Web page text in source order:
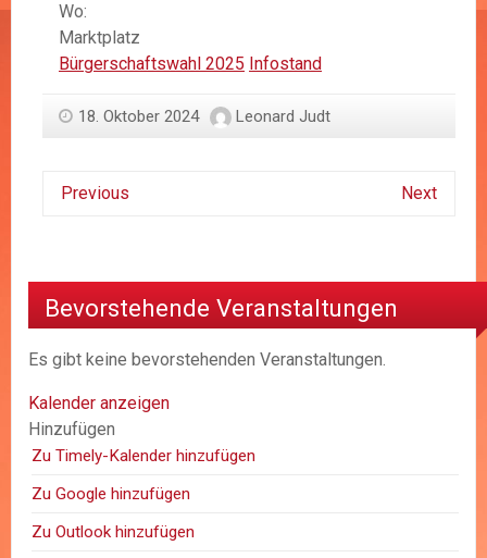
Wo:
Marktplatz
Bürgerschaftswahl 2025 Infostand
18. Oktober 2024 Leonard Judt
Previous Next
Bevorstehende Veranstaltungen
Es gibt keine bevorstehenden Veranstaltungen.
Kalender anzeigen
Hinzufügen
Zu Timely-Kalender hinzufügen
Zu Google hinzufügen
Zu Outlook hinzufügen